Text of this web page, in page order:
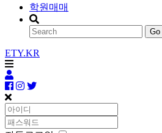
학원매매
Go
ETY.KR